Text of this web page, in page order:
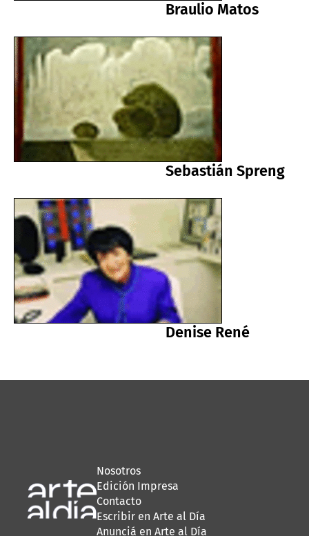
Braulio Matos
Sebastián Spreng
Denise René
Nosotros
Edición Impresa
Contacto
Escribir en Arte al Día
Anunciá en Arte al Día